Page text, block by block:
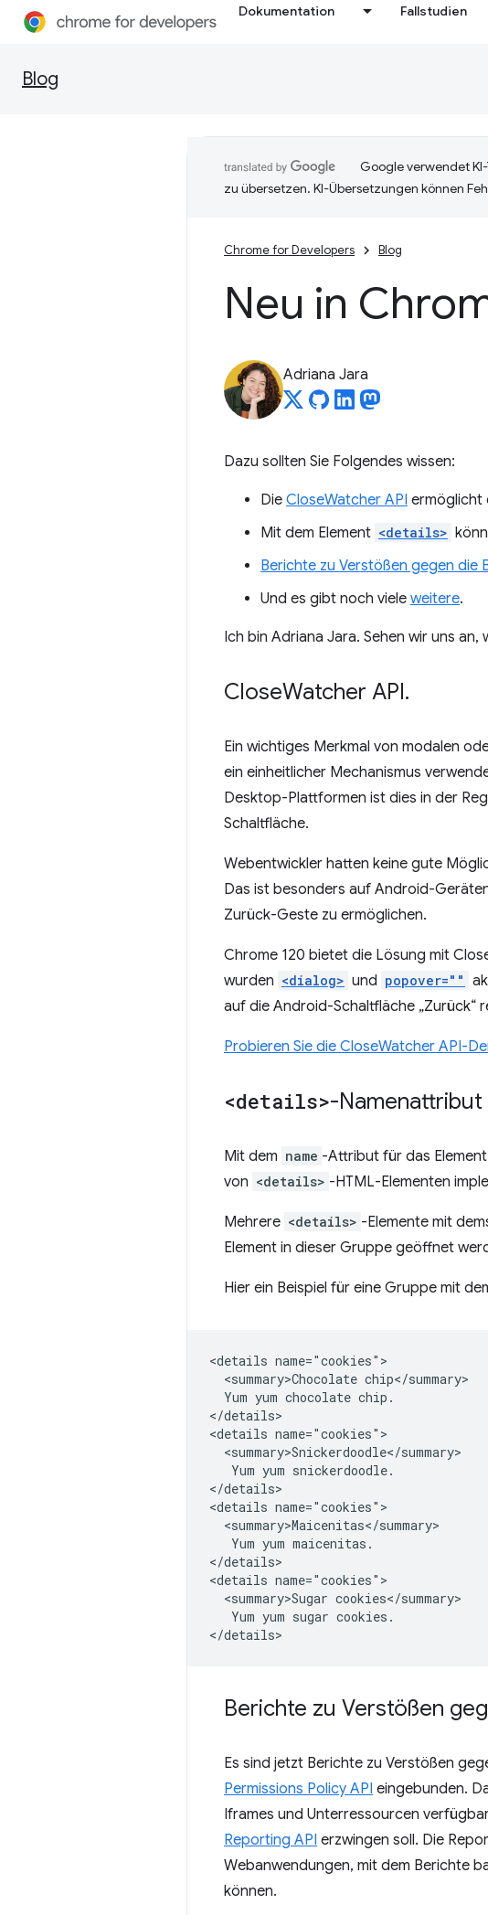
Dokumentation Fallstudien
Blog
Google verwendet
zu übersetzen. KI-Übersetzungen können
Chrome for Developers Blog
Neu in
Adriana Jara
Dazu sollten Sie Folgendes wissen:
Die CloseWatcher API ermöglicht
Mit dem Element <details>
Berichte zu Verstößen gegen die
Und es gibt noch viele weitere.
Ich bin Adriana Jara. Sehen wir uns
CloseWatcher API.
Ein wichtiges Merkmal von modalen
ein einheitlicher Mechanismus
Desktop-Plattformen ist dies in der
Schaltfläche.
Webentwickler hatten keine gute
Das ist besonders auf Android-
Zurück-Geste zu ermöglichen.
Chrome 120 bietet die Lösung mit
wurden <dialog> und popover=""
auf die Android-Schaltfläche „Zurück“
Probieren Sie die CloseWatcher API-
<details>-Namenattribut
Mit dem name -Attribut für das Element
von <details> -HTML-Elementen
Mehrere <details> -Elemente mit
Element in dieser Gruppe geöffnet
Hier ein Beispiel für eine Gruppe mit
<details name="cookies">
  <summary>Chocolate chip</summary>
  Yum yum chocolate chip.
</details>
<details name="cookies">
  <summary>Snickerdoodle</summary>
   Yum yum snickerdoodle.
</details>
<details name="cookies">
  <summary>Maicenitas</summary>
   Yum yum maicenitas.
</details>
<details name="cookies">
  <summary>Sugar cookies</summary>
   Yum yum sugar cookies.
Berichte zu Verstößen
Es sind jetzt Berichte zu Verstößen
Permissions Policy API eingebunden.
Iframes und Unterressourcen
Reporting API erzwingen soll. Die
Webanwendungen, mit dem Berichte
können.